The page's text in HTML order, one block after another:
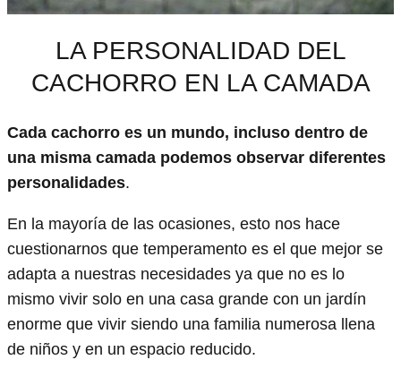
LA PERSONALIDAD DEL
CACHORRO EN LA CAMADA
Cada cachorro es un mundo, incluso dentro de
una misma camada podemos observar diferentes
personalidades.
En la mayoría de las ocasiones, esto nos hace
cuestionarnos que temperamento es el que mejor se
adapta a nuestras necesidades ya que no es lo
mismo vivir solo en una casa grande con un jardín
enorme que vivir siendo una familia numerosa llena
de niños y en un espacio reducido.